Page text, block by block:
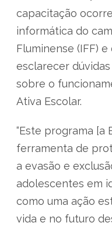
capacitação
informática do
Fluminense (IFF)
esclarecer
sobre o
Ativa Escolar.
“Este programa [a
ferramenta de
a evasão e
adolescentes em
como uma ação
vida e no futuro